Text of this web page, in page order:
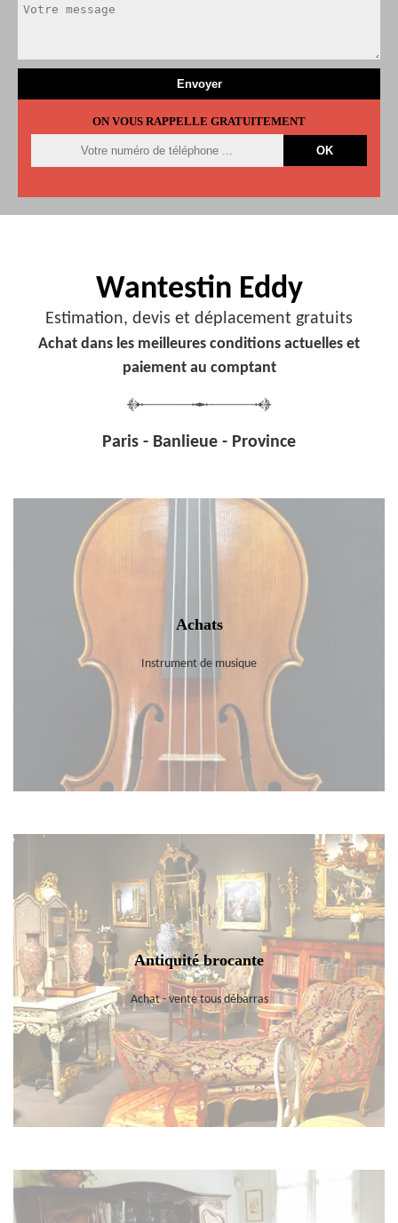
ON VOUS RAPPELLE GRATUITEMENT
Wantestin Eddy
Estimation, devis et déplacement gratuits
Achat dans les meilleures conditions actuelles et
paiement au comptant
Paris - Banlieue - Province
Achats
Instrument de musique
Antiquité brocante
Achat - vente tous débarras